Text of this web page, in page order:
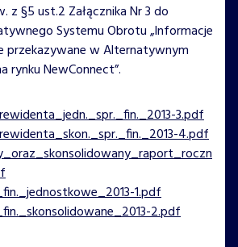
z §5 ust.2 Załącznika Nr 3 do
Systemu Obrotu „Informacje
przekazywane w Alternatywnym
rynku NewConnect”.
3.pdf
4.pdf
1.pdf
2.pdf